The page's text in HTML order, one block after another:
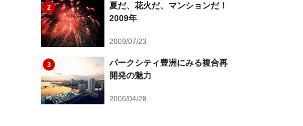
2
夏だ、花火だ、マンションだ！
2009年
2009/07/23
3
パークシティ豊洲にみる複合再
開発の魅力
2006/04/28